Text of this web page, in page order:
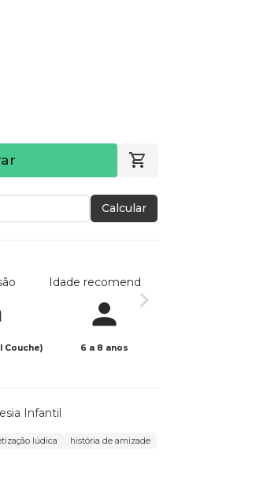
Calcular
Couche)
Idade recomendada
6 a 8 anos
Infantil
lúdica
história de amizade